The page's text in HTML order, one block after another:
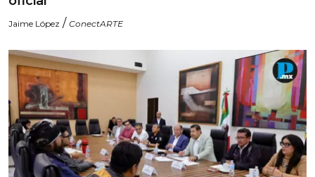
Jaime López / ConectARTE